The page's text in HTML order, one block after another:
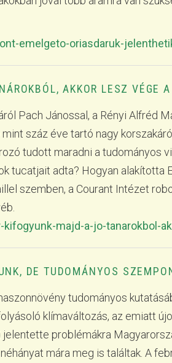
emelgeto-oriasdaruk-
AKKOR LESZ VÉGE
Pach Jánossal, a Rényi Alfréd
száz éve tartó nagy
tudott maradni a tudományos
tucatjait adta? Hogyan alakította
szemben, a Courant Intézet
majd-a-jo-tanarokbol-
DE TUDOMÁNYOS
tudományos
klímaváltozás, az emiatt
jelentette problémákra
mára meg is találtak. A